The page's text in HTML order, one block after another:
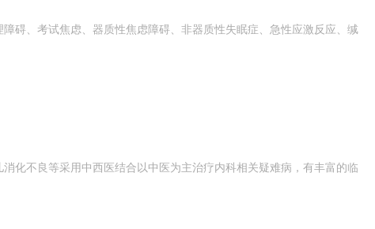
碍、考试焦虑、器质性焦虑障碍、非器质性失眠症、急性应激反应、缄
化不良等采用中西医结合以中医为主治疗内科相关疑难病，有丰富的临